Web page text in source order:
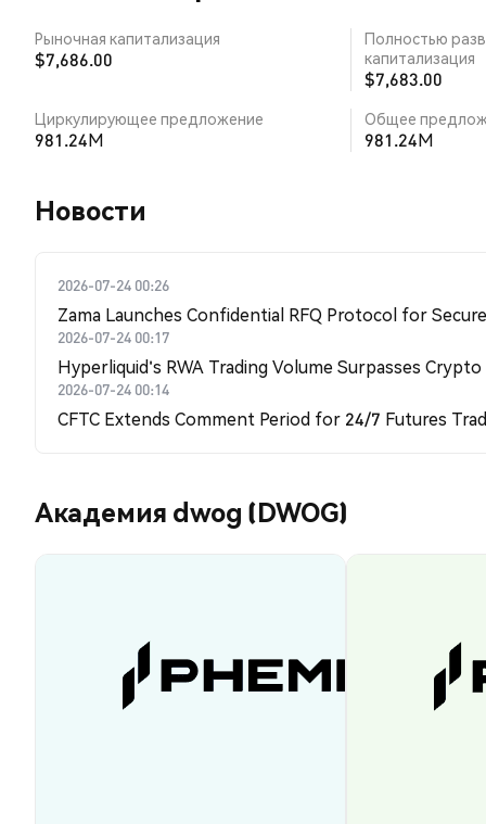
Рыночная капитализация
$7,686.00
Полностью
капитализация
$7,683.00
Циркулирующее предложение
981.24M
Общее
981.24M
Новости
2026-07-24 00:26
Zama Launches Confidential RFQ Protocol for
2026-07-24 00:17
Hyperliquid's RWA Trading Volume Surpasses
2026-07-24 00:14
CFTC Extends Comment Period for 24/7 Futures
Академия dwog (DWOG)